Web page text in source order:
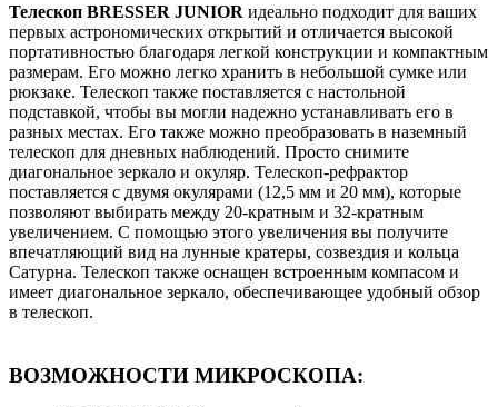
Телескоп BRESSER JUNIOR идеально подходит для ваших
первых астрономических открытий и отличается высокой
портативностью благодаря легкой конструкции и компактным
размерам. Его можно легко хранить в небольшой сумке или
рюкзаке. Телескоп также поставляется с настольной
подставкой, чтобы вы могли надежно устанавливать его в
разных местах. Его также можно преобразовать в наземный
телескоп для дневных наблюдений. Просто снимите
диагональное зеркало и окуляр. Телескоп-рефрактор
поставляется с двумя окулярами (12,5 мм и 20 мм), которые
позволяют выбирать между 20-кратным и 32-кратным
увеличением. С помощью этого увеличения вы получите
впечатляющий вид на лунные кратеры, созвездия и кольца
Сатурна. Телескоп также оснащен встроенным компасом и
имеет диагональное зеркало, обеспечивающее удобный обзор
в телескоп.
ВОЗМОЖНОСТИ МИКРОСКОПА: